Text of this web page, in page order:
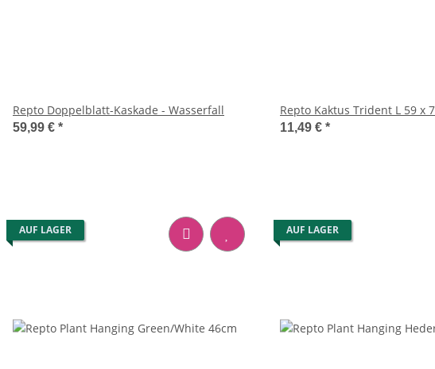
Repto Doppelblatt-Kaskade - Wasserfall
59,99 € *
Repto Kaktus Trident L 59 x
11,49 € *
AUF LAGER AUF LAGER